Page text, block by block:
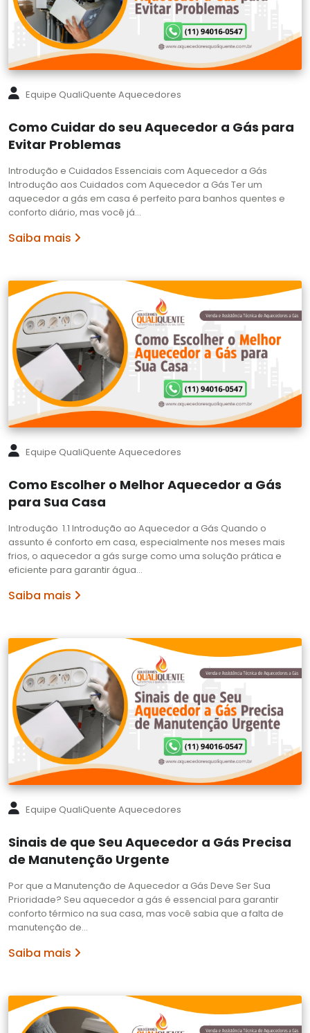
Equipe QualiQuente Aquecedores
Como Cuidar do seu Aquecedor a Gás para
Evitar Problemas
Introdução e Cuidados Essenciais com Aquecedor a Gás
Introdução aos Cuidados com Aquecedor a Gás Ter um
aquecedor a gás em casa é perfeito para banhos quentes e
conforto diário, mas você já…
Saiba mais
Equipe QualiQuente Aquecedores
Como Escolher o Melhor Aquecedor a Gás
para Sua Casa
Introdução 1.1 Introdução ao Aquecedor a Gás Quando o
assunto é conforto em casa, especialmente nos meses mais
frios, o aquecedor a gás surge como uma solução prática e
eficiente para garantir água…
Saiba mais
Equipe QualiQuente Aquecedores
Sinais de que Seu Aquecedor a Gás Precisa
de Manutenção Urgente
Por que a Manutenção de Aquecedor a Gás Deve Ser Sua
Prioridade? Seu aquecedor a gás é essencial para garantir
conforto térmico na sua casa, mas você sabia que a falta de
manutenção de…
Saiba mais